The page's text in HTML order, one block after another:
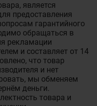
является
предоставления
гарантийного
обращаться в
рекламации
и составляет от 14
что товар
и нет
мы обменяем
деньги.
товара и